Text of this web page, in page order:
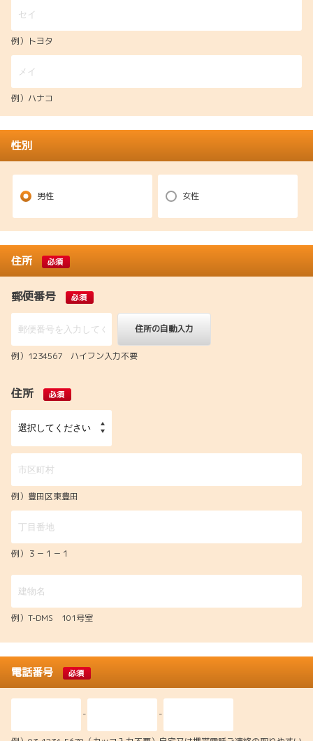
例）トヨタ
例）ハナコ
性別
男性 女性
住所 必須
郵便番号 必須
住所の自動入力
例）1234567 ハイフン入力不要
住所 必須
例）豊田区東豊田
例）３－１－１
例）T-DMS 101号室
電話番号 必須
- -